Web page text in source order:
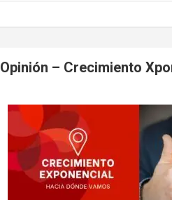
Opinión – Crecimiento